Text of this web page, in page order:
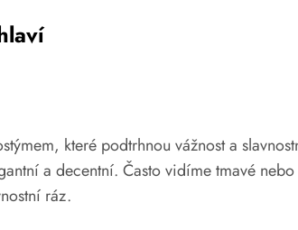
které podtrhnou vážnost a
a decentní. Často vidíme tmavé
ráz.